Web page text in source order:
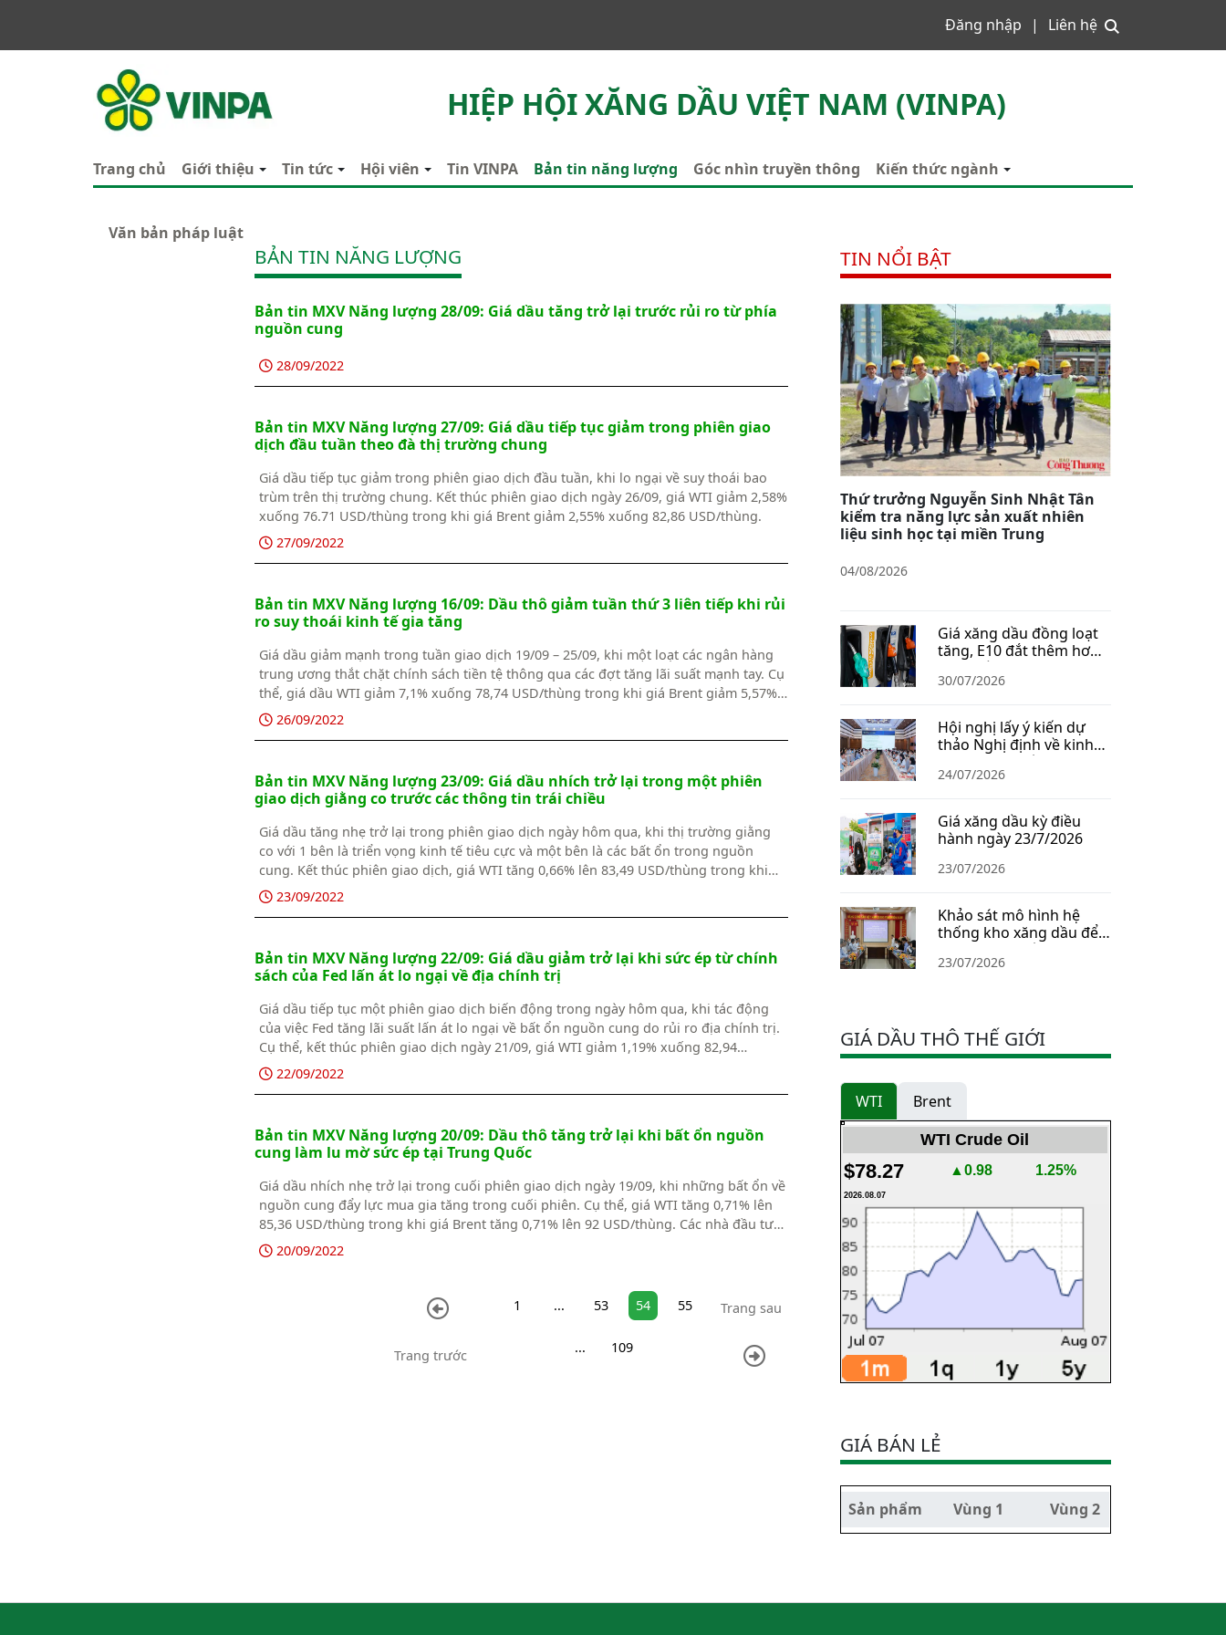
Đăng nhập Liên hệ
VINPA
HIỆP HỘI XĂNG DẦU VIỆT NAM (VINPA)
Trang chủ Giới thiệu Tin tức Hội viên Tin VINPA Bản tin năng lượng Góc nhìn truyền thông Kiến thức ngành
Văn bản pháp luật
BẢN TIN NĂNG LƯỢNG
Bản tin MXV Năng lượng 28/09: Giá dầu tăng trở lại trước rủi ro từ phía
nguồn cung
28/09/2022
Bản tin MXV Năng lượng 27/09: Giá dầu tiếp tục giảm trong phiên giao
dịch đầu tuần theo đà thị trường chung
Giá dầu tiếp tục giảm trong phiên giao dịch đầu tuần, khi lo ngại về suy thoái bao
trùm trên thị trường chung. Kết thúc phiên giao dịch ngày 26/09, giá WTI giảm 2,58%
xuống 76.71 USD/thùng trong khi giá Brent giảm 2,55% xuống 82,86 USD/thùng.
27/09/2022
Bản tin MXV Năng lượng 16/09: Dầu thô giảm tuần thứ 3 liên tiếp khi rủi
ro suy thoái kinh tế gia tăng
Giá dầu giảm mạnh trong tuần giao dịch 19/09 – 25/09, khi một loạt các ngân hàng
trung ương thắt chặt chính sách tiền tệ thông qua các đợt tăng lãi suất mạnh tay. Cụ
thể, giá dầu WTI giảm 7,1% xuống 78,74 USD/thùng trong khi giá Brent giảm 5,57%
xuống 85,03 USD/thùng.
26/09/2022
Bản tin MXV Năng lượng 23/09: Giá dầu nhích trở lại trong một phiên
giao dịch giằng co trước các thông tin trái chiều
Giá dầu tăng nhẹ trở lại trong phiên giao dịch ngày hôm qua, khi thị trường giằng
co với 1 bên là triển vọng kinh tế tiêu cực và một bên là các bất ổn trong nguồn
cung. Kết thúc phiên giao dịch, giá WTI tăng 0,66% lên 83,49 USD/thùng trong khi
giá Brent tăng 0,82% lên 89,53 USD/thùng.
23/09/2022
Bản tin MXV Năng lượng 22/09: Giá dầu giảm trở lại khi sức ép từ chính
sách của Fed lấn át lo ngại về địa chính trị
Giá dầu tiếp tục một phiên giao dịch biến động trong ngày hôm qua, khi tác động
của việc Fed tăng lãi suất lấn át lo ngại về bất ổn nguồn cung do rủi ro địa chính trị.
Cụ thể, kết thúc phiên giao dịch ngày 21/09, giá WTI giảm 1,19% xuống 82,94
USD/thùng trong khi giá Brent giảm 0,67% xuống 88,8 USD/thùng.
22/09/2022
Bản tin MXV Năng lượng 20/09: Dầu thô tăng trở lại khi bất ổn nguồn
cung làm lu mờ sức ép tại Trung Quốc
Giá dầu nhích nhẹ trở lại trong cuối phiên giao dịch ngày 19/09, khi những bất ổn về
nguồn cung đẩy lực mua gia tăng trong cuối phiên. Cụ thể, giá WTI tăng 0,71% lên
85,36 USD/thùng trong khi giá Brent tăng 0,71% lên 92 USD/thùng. Các nhà đầu tư
nên lưu ý hợp đồng dầu WTI giao dịch nhiều nhất đã chuyển sang kỳ hạn tháng 11.
20/09/2022
Trang sau
1 ... 53 54 55
... 109
Trang trước
TIN NỔI BẬT
Thứ trưởng Nguyễn Sinh Nhật Tân
kiểm tra năng lực sản xuất nhiên
liệu sinh học tại miền Trung
04/08/2026
Giá xăng dầu đồng loạt
tăng, E10 đắt thêm hơn
1.400 đồng/lít
30/07/2026
Hội nghị lấy ý kiến dự
thảo Nghị định về kinh
doanh xăng dầu
24/07/2026
Giá xăng dầu kỳ điều
hành ngày 23/7/2026
23/07/2026
Khảo sát mô hình hệ
thống kho xăng dầu để
xây dựng Chiến lược dự
trữ năng lượng quốc gia
23/07/2026
GIÁ DẦU THÔ THẾ GIỚI
WTI Brent
WTI Crude Oil
$78.27 ▲0.98 1.25%
2026.08.07
GIÁ BÁN LẺ
Sản phẩm Vùng 1 Vùng 2